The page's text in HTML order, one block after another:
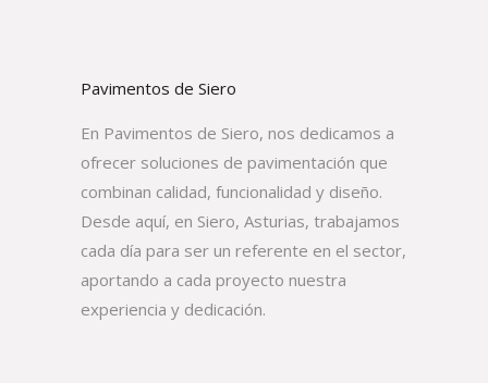
Pavimentos de Siero
En Pavimentos de Siero, nos dedicamos a
ofrecer soluciones de pavimentación que
combinan calidad, funcionalidad y diseño.
Desde aquí, en Siero, Asturias, trabajamos
cada día para ser un referente en el sector,
aportando a cada proyecto nuestra
experiencia y dedicación.